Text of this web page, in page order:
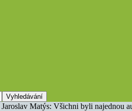
Jaroslav Matýs: Všichni byli najednou